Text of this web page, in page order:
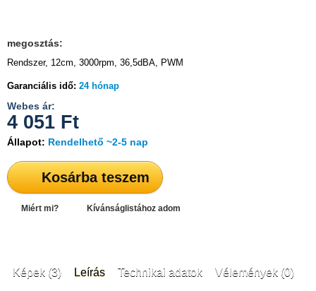
megosztás:
Rendszer, 12cm, 3000rpm, 36,5dBA, PWM
Garanciális idő: 24 hónap
Webes ár:
4 051 Ft
Állapot: Rendelhető ~2-5 nap
Kosárba teszem
Miért mi? Kívánságlistához adom
Képek (3) Leírás Technikai adatok Vélemények (0)